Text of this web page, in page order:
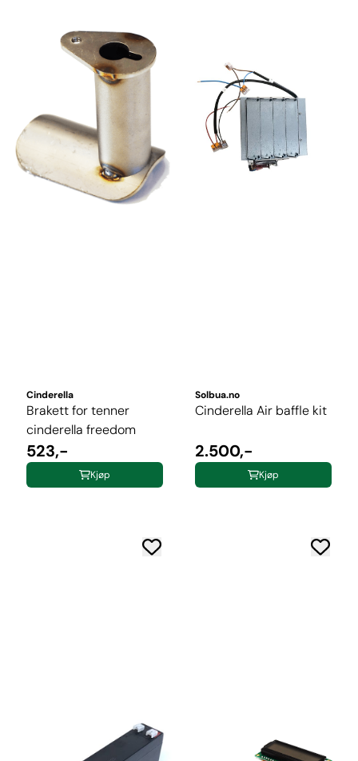
Cinderella
Brakett for tenner
cinderella freedom
523,-
Kjøp
Solbua.no
Cinderella Air baffle kit
2.500,-
Kjøp